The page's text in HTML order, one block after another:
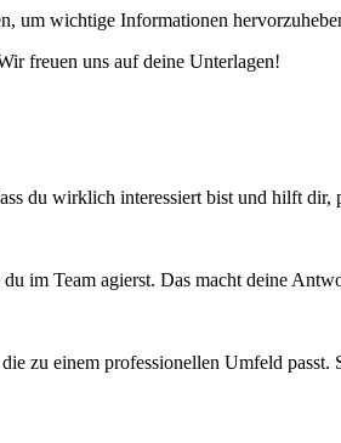
wichtige Informationen
freuen uns auf deine Unterlagen!
du wirklich interessiert bist und hilft dir,
im Team agierst. Das macht deine
zu einem professionellen Umfeld passt.